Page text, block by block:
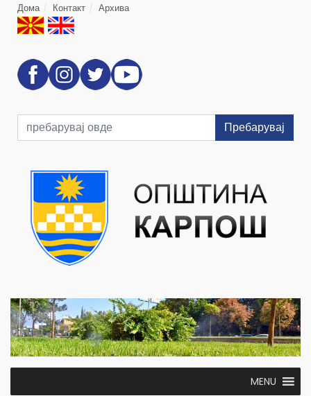
Дома Контакт Архива
Пребарувај
MENU